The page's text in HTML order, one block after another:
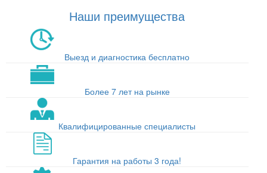
Наши преимущества
Выезд и диагностика бесплатно
Более 7 лет на рынке
Квалифицированные специалисты
Гарантия на работы 3 года!